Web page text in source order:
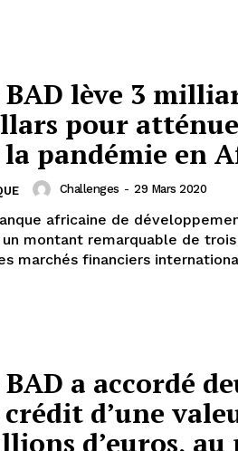
BAD lève 3
pour
la pandémie en
Challenges - 29 Mars 2020
africaine de
montant remarquable de
marchés financiers
BAD a accordé
crédit d’une
d’euros,